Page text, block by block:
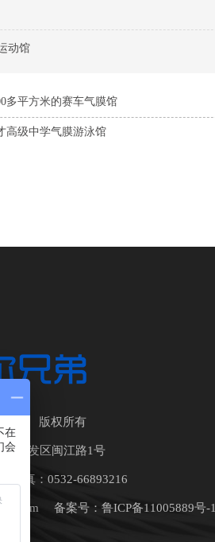
动馆
多平方米的赛车气膜馆
高级中学气膜游泳馆
限公司 版权所有
济开发区闽江路1号
传真：0532-66893216
备案号： 鲁ICP备11005889号-1
在
会